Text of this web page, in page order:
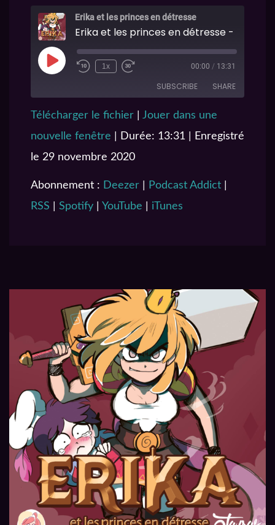
Erika et les princes en détresse
Erika et les princes en détresse -
1x 00:00 / 13:31
SUBSCRIBE SHARE
YouTube
RSS FEED
LINK
Télécharger le fichier
Jouer dans une
nouvelle fenêtre
Durée: 13:31
Enregistré
le 29 novembre 2020
Abonnement : Deezer Podcast Addict
RSS
Spotify YouTube iTunes